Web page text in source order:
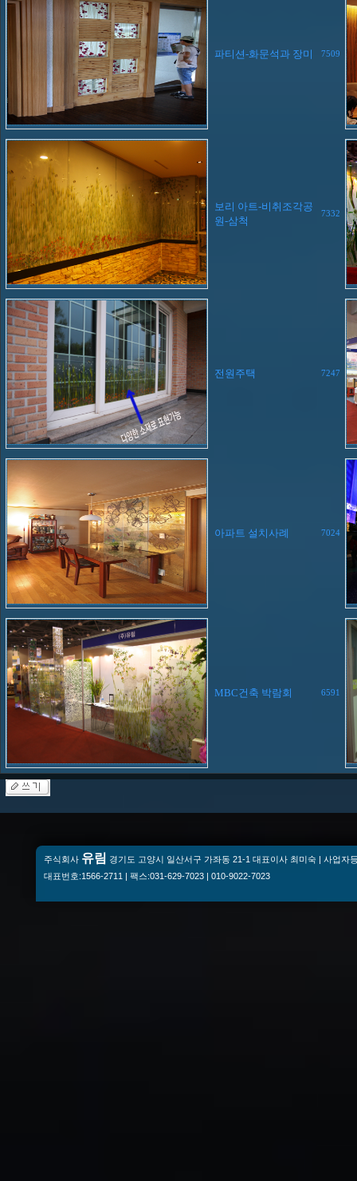
파티션-화문석과 장미 7509
보리 아트-비취조각공
원-삼척
7332
전원주택 7247
아파트 설치사례 7024
MBC건축 박람회 6591
주식회사 유림 경기도 고양시 일산서구 가좌동 21-1 대표이사 최미숙 | 사업자
대표번호:1566-2711 | 팩스:031-629-7023 | 010-9022-7023